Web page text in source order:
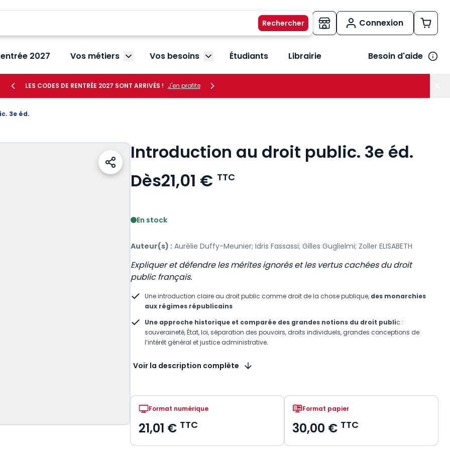
Connexion
2027 Vos métiers Afficher le sous-menu Vos métiers
Vos besoins Afficher le sous-menu Vos besoins
Étudiants Librairie Besoin d'aide
LES CODES DE RENTRÉE 2027 SONT ARRIVÉS ! J'en profite
3e éd.
Introduction au droit public. 3e éd.
Dès21,01 € TTC
En stock
Auteur(s) : Aurélie Duffy-Meunier; Idris Fassassi; Gilles Guglielmi; Zoller ELISABETH
Expliquer et défendre les mérites ignorés et les vertus cachées du droit
public français.
Une introduction claire au droit public comme droit de la chose publique, des monarchies
aux régimes républicains
Une approche historique et comparée des grandes notions du droit public :
souveraineté, État, loi, séparation des pouvoirs, droits individuels, grandes conceptions de
l’intérêt général et justice administrative.
Voir la description complète
Format numérique
21,01 € TTC
Format papier
30,00 € TTC